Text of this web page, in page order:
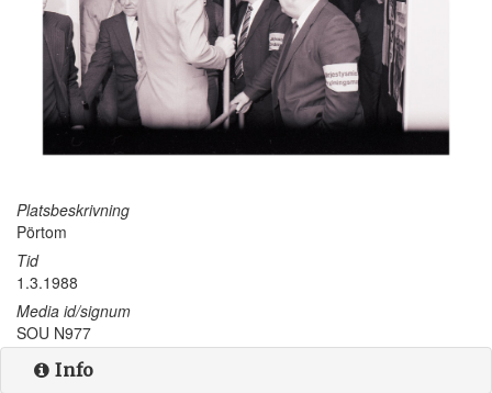
Platsbeskrivning
Pörtom
Tid
1.3.1988
Media id/signum
SOU N977
Info